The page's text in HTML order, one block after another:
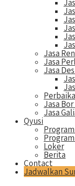
Jasa
Jasa
Jasa
Jasa
Jasa
Qyusi
Loker
Berita
Contact
Jadwalkan